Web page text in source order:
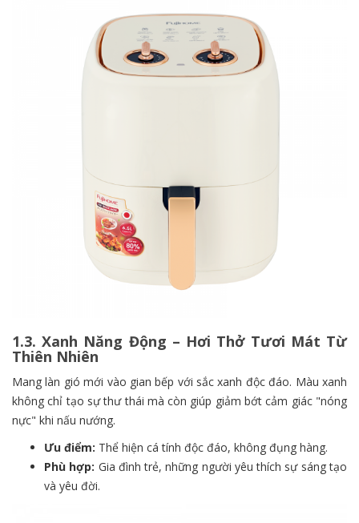
1.3. Xanh Năng Động – Hơi Thở Tươi Mát Từ
Thiên Nhiên
Mang làn gió mới vào gian bếp với sắc xanh độc đáo. Màu xanh
không chỉ tạo sự thư thái mà còn giúp giảm bớt cảm giác "nóng
nực" khi nấu nướng.
Ưu điểm: Thể hiện cá tính độc đáo, không đụng hàng.
Phù hợp: Gia đình trẻ, những người yêu thích sự sáng tạo
và yêu đời.